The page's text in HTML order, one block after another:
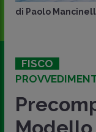
di Paolo
FISCO